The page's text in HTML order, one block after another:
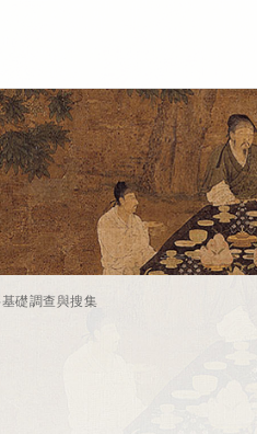
礎調查與搜集